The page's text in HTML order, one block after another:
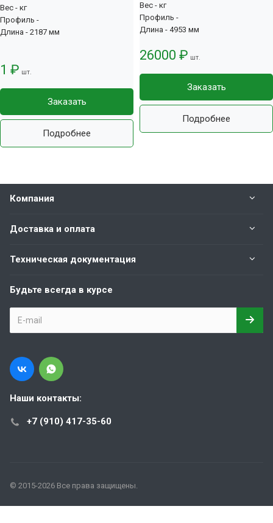
Вес - кг
Профиль -
Длина - 2187 мм
1 ₽ шт.
Заказать
Подробнее
Вес - кг
Профиль -
Длина - 4953 мм
26000 ₽ шт.
Заказать
Подробнее
Компания
Доставка и оплата
Техническая документация
Будьте всегда в курсе
Наши контакты:
+7 (910) 417-35-60
© 2015-2026 Все права защищены.